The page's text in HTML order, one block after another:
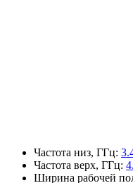
Частота низ, ГГц:
Частота верх, ГГц:
Ширина рабочей